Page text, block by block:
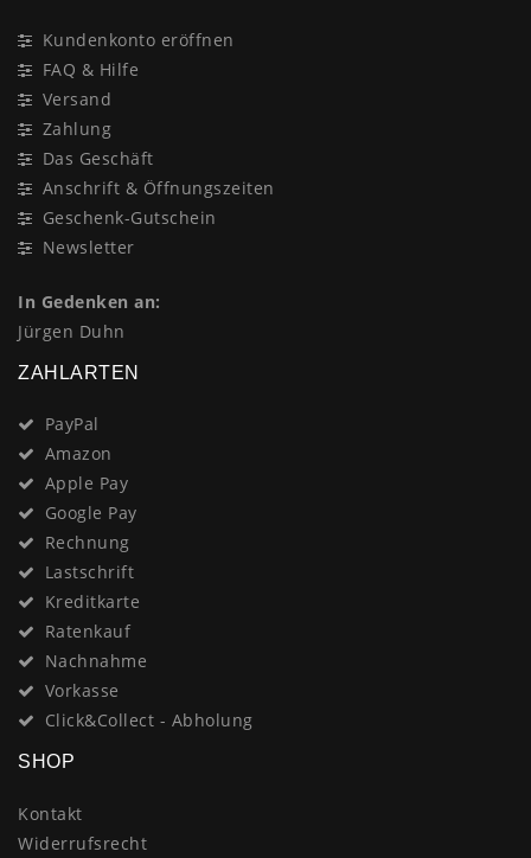
Kundenkonto eröffnen
FAQ & Hilfe
Versand
Zahlung
Das Geschäft
Anschrift & Öffnungszeiten
Geschenk-Gutschein
Newsletter
In Gedenken an:
Jürgen Duhn
ZAHLARTEN
PayPal
Amazon
Apple Pay
Google Pay
Rechnung
Lastschrift
Kreditkarte
Ratenkauf
Nachnahme
Vorkasse
Click&Collect - Abholung
SHOP
Kontakt
Widerrufsrecht